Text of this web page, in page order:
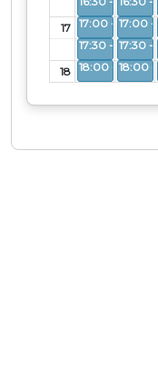
17
18
Aberto
Aberto
Aberto